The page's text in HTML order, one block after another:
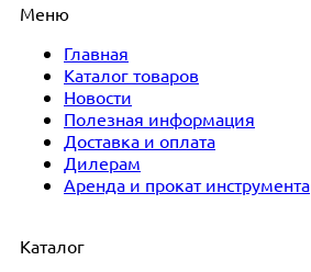
Меню
Главная
Каталог товаров
Новости
Полезная информация
Доставка и оплата
Дилерам
Аренда и прокат инструмента
Каталог